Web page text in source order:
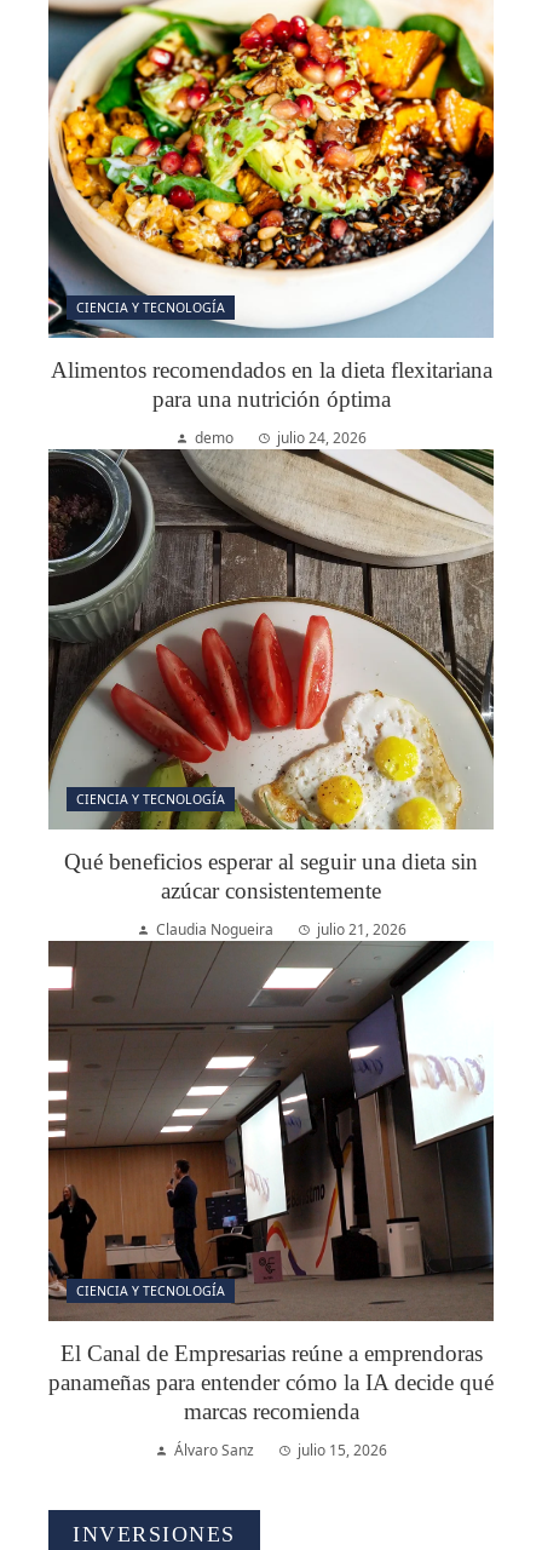
CIENCIA Y TECNOLOGÍA
Alimentos recomendados en la dieta flexitariana
para una nutrición óptima
demo julio 24, 2026
CIENCIA Y TECNOLOGÍA
Qué beneficios esperar al seguir una dieta sin
azúcar consistentemente
Claudia Nogueira julio 21, 2026
CIENCIA Y TECNOLOGÍA
El Canal de Empresarias reúne a emprendoras
panameñas para entender cómo la IA decide qué
marcas recomienda
Álvaro Sanz julio 15, 2026
INVERSIONES